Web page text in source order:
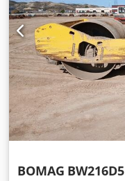
BOMAG BW216D5